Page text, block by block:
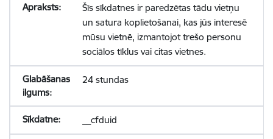
Šīs sīkdatnes ir paredzētas tādu vietņu
un satura koplietošanai, kas jūs interesē
mūsu vietnē, izmantojot trešo personu
sociālos tīklus vai citas vietnes.
24 stundas
__cfduid